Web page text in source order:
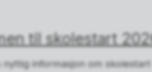
til skolestart
informasjon om